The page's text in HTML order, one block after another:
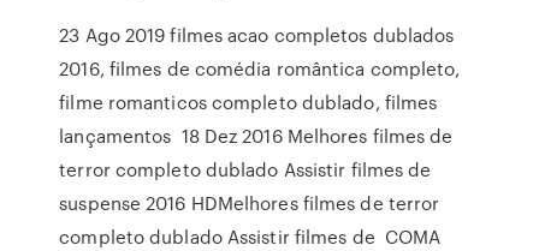
23 Ago 2019 filmes acao completos dublados
2016, filmes de comédia romântica completo,
filme romanticos completo dublado, filmes
lançamentos 18 Dez 2016 Melhores filmes de
terror completo dublado Assistir filmes de
suspense 2016 HDMelhores filmes de terror
completo dublado Assistir filmes de COMA